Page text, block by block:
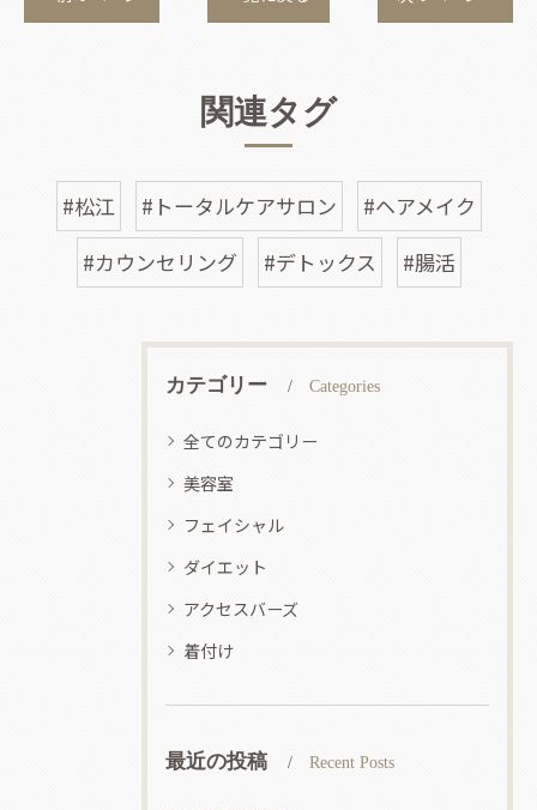
関連タグ
#松江 #トータルケアサロン
#ヘアメイク
#カウンセリング
#デトックス #腸活
カテゴリー Categories
全てのカテゴリー
美容室
フェイシャル
ダイエット
アクセスバーズ
着付け
最近の投稿 Recent Posts